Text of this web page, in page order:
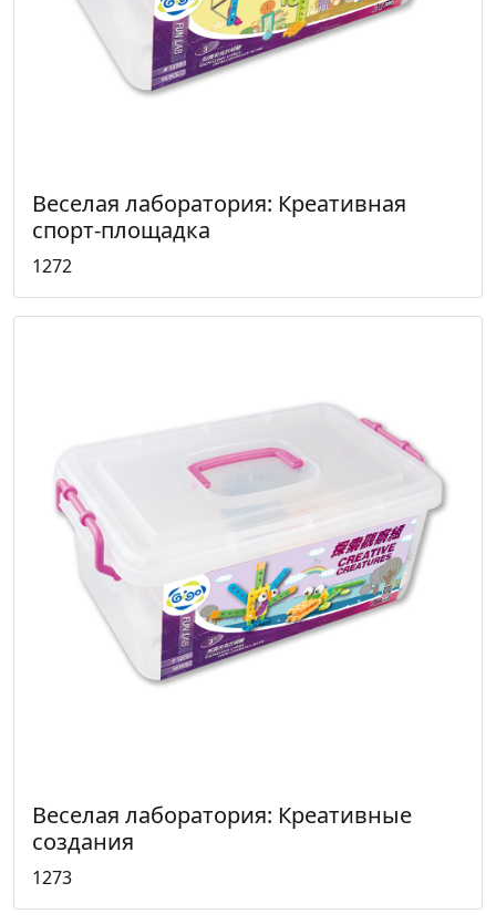
Веселая лаборатория: Креативная
спорт-площадка
1272
Веселая лаборатория: Креативные
создания
1273